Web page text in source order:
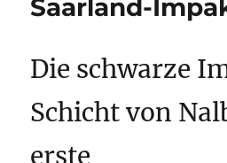
Saarland-
Die schwarze
Schicht von
erste